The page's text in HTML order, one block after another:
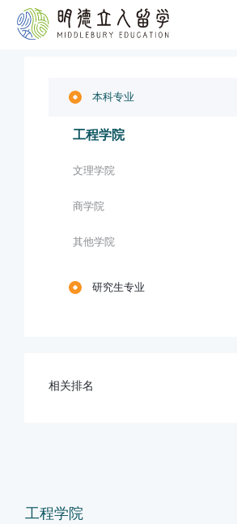
本科专业
工程学院
文理学院
商学院
其他学院
研究生专业
相关排名
工程学院